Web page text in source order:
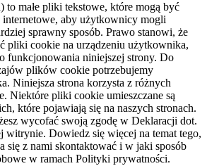
to małe pliki tekstowe, które mogą być
internetowe, aby użytkownicy mogli
sprawny sposób. Prawo stanowi, że
pliki cookie na urządzeniu użytkownika,
funkcjonowania niniejszej strony. Do
plików cookie potrzebujemy
Niniejsza strona korzysta z różnych
Niektóre pliki cookie umieszczane są
które pojawiają się na naszych stronach.
wycofać swoją zgodę w Deklaracji dot.
witrynie. Dowiedz się więcej na temat tego,
się z nami skontaktować i w jaki sposób
w ramach Polityki prywatności.